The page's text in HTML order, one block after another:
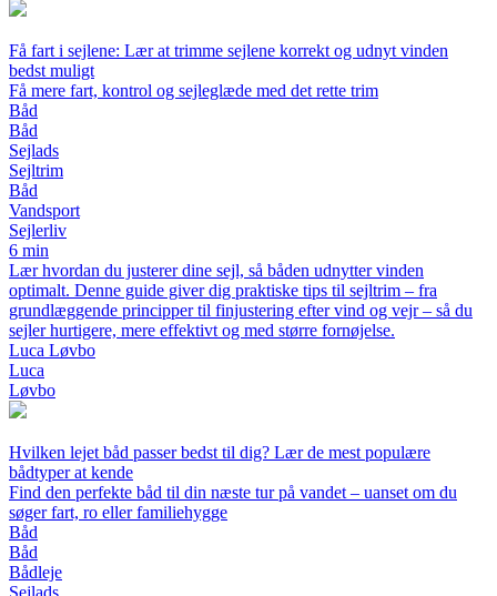
Få fart i sejlene: Lær at trimme sejlene korrekt og udnyt vinden
bedst muligt
Få mere fart, kontrol og sejleglæde med det rette trim
Båd
Båd
Sejlads
Sejltrim
Båd
Vandsport
Sejlerliv
6 min
Lær hvordan du justerer dine sejl, så båden udnytter vinden
optimalt. Denne guide giver dig praktiske tips til sejltrim – fra
grundlæggende principper til finjustering efter vind og vejr – så du
sejler hurtigere, mere effektivt og med større fornøjelse.
Luca Løvbo
Luca
Løvbo
Hvilken lejet båd passer bedst til dig? Lær de mest populære
bådtyper at kende
Find den perfekte båd til din næste tur på vandet – uanset om du
søger fart, ro eller familiehygge
Båd
Båd
Bådleje